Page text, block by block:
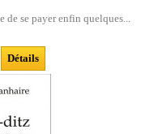
se payer enfin quelques...
Détails